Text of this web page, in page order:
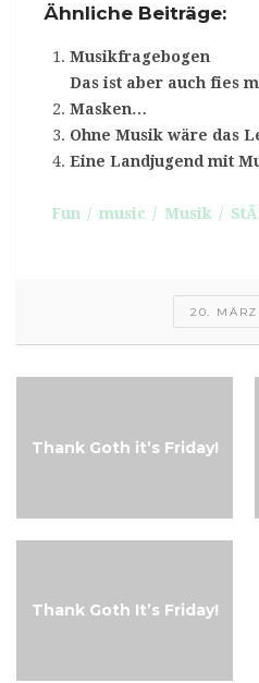
Ähnliche Beiträge:
Musikfragebogen
Das ist aber auch fies
Masken…
Ohne Musik wäre das
Eine Landjugend mit
Fun music Musik
20.
Thank Goth it’s Friday!
Thank Goth It’s Friday!